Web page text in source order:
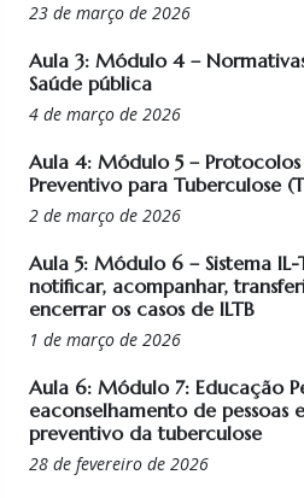
23 de março de 2026
Aula 3: Módulo 4 –
Saúde pública
4 de março de 2026
Aula 4: Módulo 5 –
Preventivo para Tuberculose
2 de março de 2026
Aula 5: Módulo 6 – Sistema
notificar, acompanhar,
encerrar os casos de ILTB
1 de março de 2026
Aula 6: Módulo 7: Educação
eaconselhamento de pessoas
preventivo da tuberculose
28 de fevereiro de 2026